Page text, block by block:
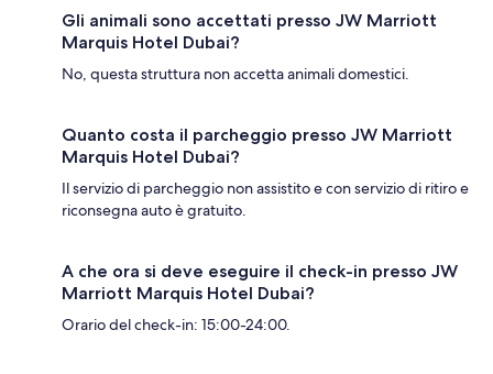
Gli animali sono accettati presso JW Marriott
Marquis Hotel Dubai?
No, questa struttura non accetta animali domestici.
Quanto costa il parcheggio presso JW Marriott
Marquis Hotel Dubai?
Il servizio di parcheggio non assistito e con servizio di ritiro e
riconsegna auto è gratuito.
A che ora si deve eseguire il check-in presso JW
Marriott Marquis Hotel Dubai?
Orario del check-in: 15:00-24:00.